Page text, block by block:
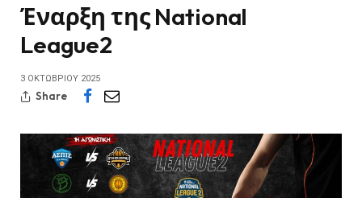
Έναρξη της National
League2
3 ΟΚΤΩΒΡΊΟΥ 2025
Share